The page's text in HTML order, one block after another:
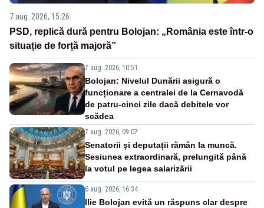
7 aug. 2026, 15:26
PSD, replică dură pentru Bolojan: „România este într-o
situație de forță majoră”
7 aug. 2026, 10:51
Bolojan: Nivelul Dunării asigură o
funcționare a centralei de la Cernavodă
de patru-cinci zile dacă debitele vor
scădea
7 aug. 2026, 09:07
Senatorii și deputații rămân la muncă.
Sesiunea extraordinară, prelungită până
la votul pe legea salarizării
6 aug. 2026, 16:34
Ilie Bolojan evită un răspuns clar despre